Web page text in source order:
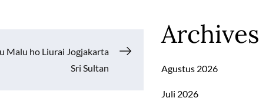
Malu ho Liurai Jogjakarta
Sri Sultan
Archives
Agustus 2026
Juli 2026